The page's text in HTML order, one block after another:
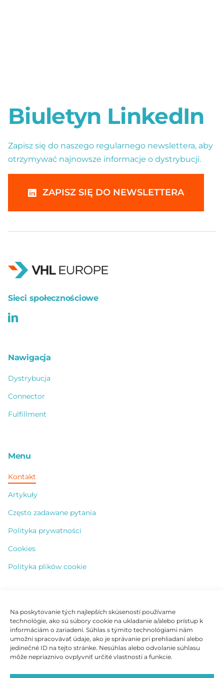
Na poskytovanie tých najlepších skúseností používame
technológie, ako sú súbory cookie na ukladanie a/alebo prístup k
informáciám o zariadení. Súhlas s týmito technológiami nám
umožní spracovávať údaje, ako je správanie pri prehliadaní alebo
jedinečné ID na tejto stránke. Nesúhlas alebo odvolanie súhlasu
môže nepriaznivo ovplyvniť určité vlastnosti a funkcie.
Biuletyn LinkedIn
Zapisz się do naszego regularnego newslettera, aby
otrzymywać najnowsze informacje o dystrybucji.
ZAPISZ SIĘ DO NEWSLETTERA
Sieci społecznościowe
Nawigacja
Dystrybucja
Connector
Fulfillment
Menu
Kontakt
Artykuły
Często zadawane pytania
Polityka prywatności
Cookies
Polityka plików cookie
Kontakt
+421 904 828 365
info@vhleurope.com